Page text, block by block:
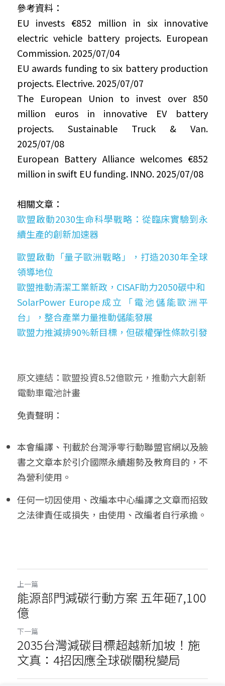
參考資料：
EU invests €852 million in six innovative
electric vehicle battery projects. European
Commission. 2025/07/04
EU awards funding to six battery production
projects. Electrive. 2025/07/07
The European Union to invest over 850
million euros in innovative EV battery
projects. Sustainable Truck & Van.
2025/07/08
European Battery Alliance welcomes €852
million in swift EU funding. INNO. 2025/07/08
相關文章：
歐盟啟動2030生命科學戰略：從臨床實驗到永
續生產的創新加速器
歐盟啟動「量子歐洲戰略」，打造2030年全球
領導地位
歐盟推動清潔工業新政，CISAF助力2050碳中和
SolarPower Europe成立「電池儲能歐洲平
台」，整合產業力量推動儲能發展
歐盟力推減排90%新目標，但碳權彈性條款引發
原文連結： 歐盟投資8.52億歐元，推動六大創新
電動車電池計畫
免責聲明：
本會編譯、刊載於台灣淨零行動聯盟官網以及臉
書之文章本於引介國際永續趨勢及教育目的，不
為營利使用。
任何一切因使用、改編本中心編譯之文章而招致
之法律責任或損失，由使用、改編者自行承擔。
上一篇
能源部門減碳行動方案 五年砸7,100
億
下一篇
2035台灣減碳目標超越新加坡！施
文真：4招因應全球碳關稅變局